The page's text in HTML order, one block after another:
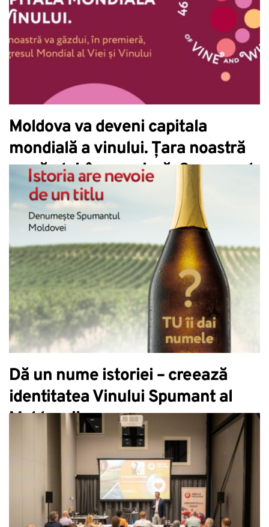
Moldova va deveni capitala
mondială a vinului. Țara noastră
va găzdui, în premieră, Congresul
Mondial al Viei și Vinului
Dă un nume istoriei – creează
identitatea Vinului Spumant al
Moldovei!